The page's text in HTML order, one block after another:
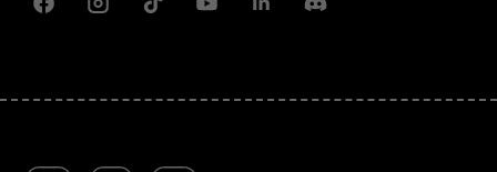
FacebookInstagramTiktokYoutubeLinkedinDiscord